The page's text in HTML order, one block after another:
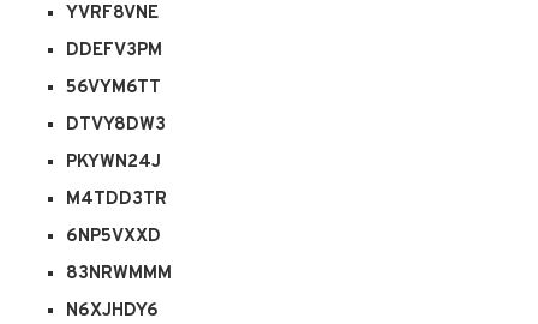
YVRF8VNE
DDEFV3PM
56VYM6TT
DTVY8DW3
PKYWN24J
M4TDD3TR
6NP5VXXD
83NRWMMM
N6XJHDY6